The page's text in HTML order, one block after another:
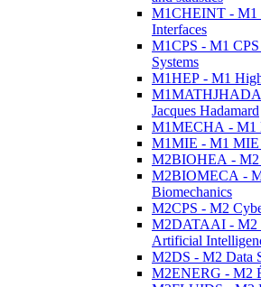
M1CHEINT - M1
Interfaces
M1CPS - M1
Systems
M1HEP - M1
M1MATHJHADA
Jacques Hadamard
M1MECHA - M1
M1MIE - M1 MIE
M2BIOHEA - M2
M2BIOMECA -
Biomechanics
M2CPS - M2
M2DATAAI - M2
Artificial
M2DS - M2 Data
M2ENERG - M2